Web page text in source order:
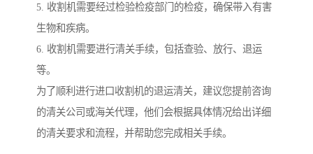
5. 收割机需要经过检验检疫部门的检疫，确保带入有害
生物和疾病。
6. 收割机需要进行清关手续，包括查验、放行、退运
等。
为了顺利进行进口收割机的退运清关，建议您提前咨询
的清关公司或海关代理，他们会根据具体情况给出详细
的清关要求和流程，并帮助您完成相关手续。